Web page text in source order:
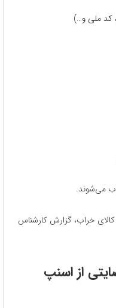
کد ملی و…)
می‌شوند.
کالای خراب، گزارش کارشناس
از اسنپ